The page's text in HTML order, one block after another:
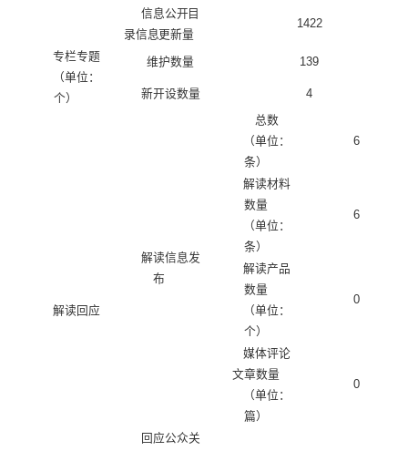
信息公开目
录信息更新量
1422
专栏专题
（单位：
个）
维护数量 139
新开设数量 4
解读回应
解读信息发
布
总数
（单位：
条）
6
解读材料
数量
（单位：
条）
6
解读产品
数量
（单位：
个）
0
媒体评论
文章数量
（单位：
篇）
0
回应公众关